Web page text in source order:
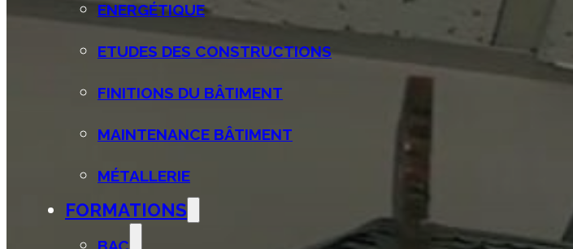
ENERGÉTIQUE
ETUDES DES CONSTRUCTIONS
FINITIONS DU BÂTIMENT
MAINTENANCE BÂTIMENT
MÉTALLERIE
FORMATIONS